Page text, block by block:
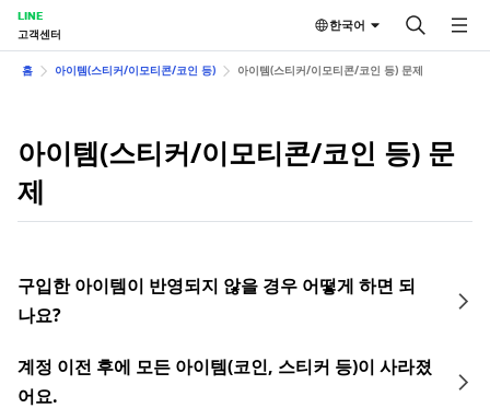
LINE
고객센터
한국어
홈 아이템(스티커/이모티콘/코인 등) 아이템(스티커/이모티콘/코인 등) 문제
아이템(스티커/이모티콘/코인 등) 문
제
구입한 아이템이 반영되지 않을 경우 어떻게 하면 되
나요?
계정 이전 후에 모든 아이템(코인, 스티커 등)이 사라졌
어요.